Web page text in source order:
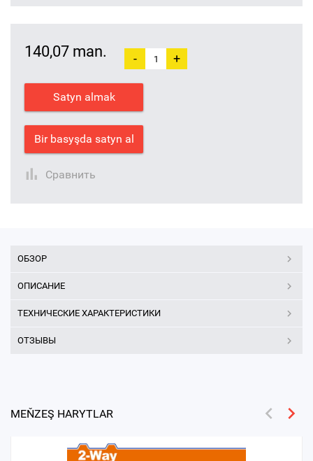
140,07 man. - +
Satyn almak
Bir basyşda satyn al
Сравнить
ОБЗОР
ОПИСАНИЕ
ТЕХНИЧЕСКИЕ ХАРАКТЕРИСТИКИ
ОТЗЫВЫ
MEŇZEŞ HARYTLAR